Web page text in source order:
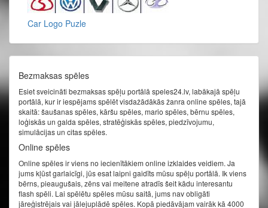
Car Logo Puzle
Bezmaksas spēles
Esiet sveicināti bezmaksas spēļu portālā speles24.lv, labākajā spēļu
portālā, kur ir iespējams spēlēt visdažādākās žanra online spēles, tajā
skaitā: šaušanas spēles, kāršu spēles, mario spēles, bērnu spēles,
loģiskās un galda spēles, stratēģiskās spēles, piedzīvojumu,
simulācijas un citas spēles.
Online spēles
Online spēles ir viens no iecienītākiem online izklaides veidiem. Ja
jums kļūst garlaicīgi, jūs esat laipni gaidīts mūsu spēļu portālā. Ik viens
bērns, pieaugušais, zēns vai meitene atradīs šeit kādu interesantu
flash spēli. Lai spēlētu spēles mūsu saitā, jums nav obligāti
jāreģistrējais vai jālejuplādē spēles. Kopā piedāvājam vairāk kā 4000